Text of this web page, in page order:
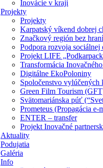
Inovácie v kraji
Projekty
Projekty
Karpatský víkend dobrej
Značkový región bez
Podpora rozvoja
Projekt LIFE
Transformácia
Digitálne EkoPoloniny
Spoločenstvo vylúčených
Green Film Tourism
Svätomariánska púť
Prometeus (Propagácia
ENTER – transfer
Projekt Inovačné
Aktuality
Podujatia
Galéria
Info